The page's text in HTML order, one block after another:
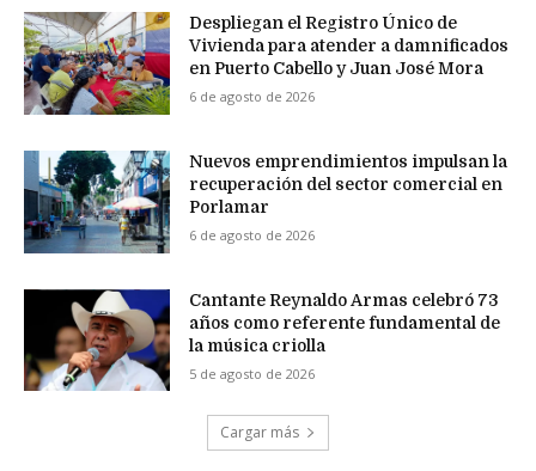
Despliegan el Registro Único de
Vivienda para atender a damnificados
en Puerto Cabello y Juan José Mora
6 de agosto de 2026
Nuevos emprendimientos impulsan la
recuperación del sector comercial en
Porlamar
6 de agosto de 2026
Cantante Reynaldo Armas celebró 73
años como referente fundamental de
la música criolla
5 de agosto de 2026
Cargar más